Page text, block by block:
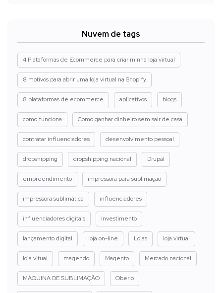
Nuvem de tags
4 Plataformas de Ecommerce para criar minha loja virtual
8 motivos para abrir uma loja virtual na Shopify
8 plataformas de ecommerce aplicativos blogs
como funciona Como ganhar dinheiro sem sair de casa
contratar influenciadores desenvolvimento pessoal
dropshipping dropshipping nacional Drupal
empreendimento impressora para sublimação
impressora sublimática influenciadores
influenciadores digitais Investimento
lançamento digital loja on-line Lojas loja virtual
loja vitual magendo Magento Mercado nacional
MÁQUINA DE SUBLIMAÇÃO Oberlo